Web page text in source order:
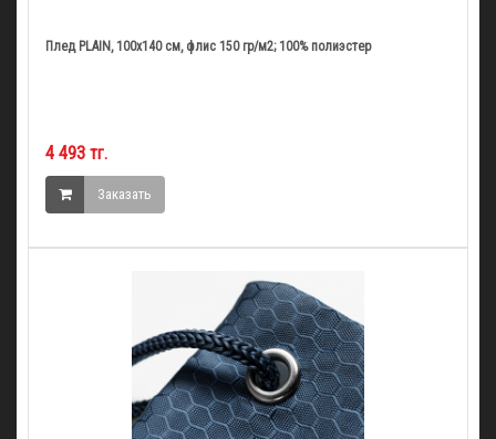
Плед PLAIN, 100х140 см, флис 150 гр/м2; 100% полиэстер
4 493 тг.
Заказать